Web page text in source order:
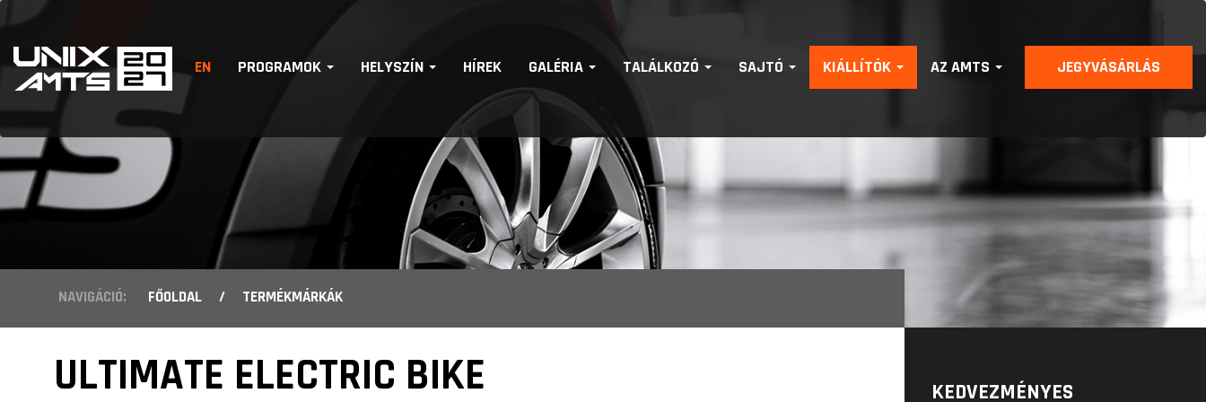
EN PROGRAMOK HELYSZÍN HÍREK GALÉRIA TALÁLKOZÓ SAJTÓ KIÁLLÍTÓK AZ AMTS JEGYVÁSÁRLÁS
NAVIGÁCIÓ: FŐOLDAL / TERMÉKMÁRKÁK
ULTIMATE ELECTRIC BIKE
KEDVEZMÉNYES